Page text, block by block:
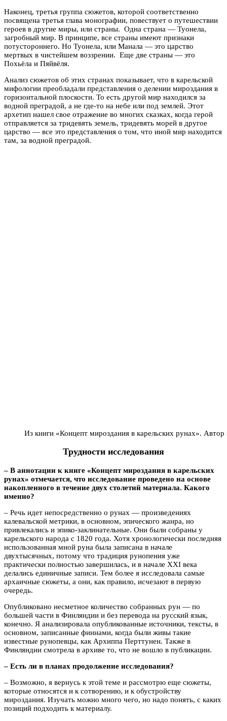
Наконец, третья группа сюжетов, которой соответственно
посвящена третья глава монографии, повествует о путешествии
героев в другие миры, или страны. Одна страна — Туонела,
загробный мир. В принципе, все страны имеют признаки
потустороннего. Но Туонела, или Манала — это царство
мертвых в чистейшем воззрении. Еще две страны — это
Похьёла и Пяйвёля.
Анализ сюжетов об этих странах показывает, что в карельской
мифологии преобладали представления о делении мироздания в
горизонтальной плоскости. То есть другой мир находился за
водной преградой, а не где-то на небе или под землей. Этот
архетип нашел свое отражение во многих сказках, когда герой
отправляется за тридевять земель, тридевять морей в другое
царство — все это представления о том, что иной мир находится
там, за водной преградой.
Из книги «Концепт мироздания в карельских рунах».
Трудности исследования
– В аннотации к книге «Концепт мироздания в карельских
рунах» отмечается, что исследование проведено на основе
накопленного в течение двух столетий материала. Какого
именно?
– Речь идет непосредственно о рунах — произведениях
калевальской метрики, в основном, эпического жанра, но
привлекались и эпико-заклинательные. Они были собраны у
карельского народа с 1820 года. Хотя хронологически последняя
использованная мной руна была записана в начале
двухтысячных, потому что традиция рунопения уже
практически полностью завершилась, и в начале XXI века
делались единичные записи. Тем более я исследовала самые
архаичные сюжеты, а они, как правило, исчезают в первую
очередь.
Опубликовано несметное количество собранных рун — по
большей части в Финляндии и без перевода на русский язык,
конечно. Я анализировала опубликованные источники, тексты, в
основном, записанные финнами, когда были живы такие
известные рунопевцы, как Архиппа Перттунен. Также в
Финляндии смотрела в архиве то, что не вошло в публикации.
– Есть ли в планах продолжение исследования?
– Возможно, я вернусь к этой теме и рассмотрю еще сюжеты,
которые относятся и к сотворению, и к обустройству
мироздания. Изучать можно много чего, но надо понять, с каких
позиций подходить к материалу.